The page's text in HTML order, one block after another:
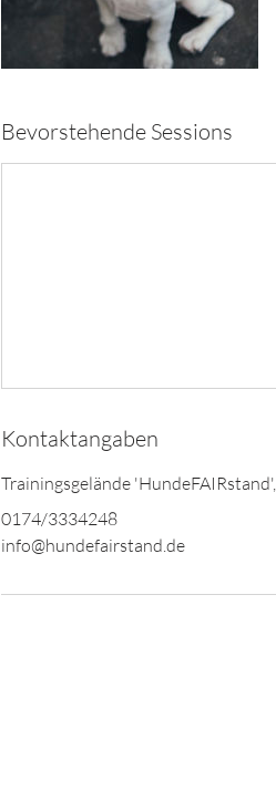
Bevorstehende Sessions
Kontaktangaben
Trainingsgelände
0174/3334248
info@hundefairstand.de